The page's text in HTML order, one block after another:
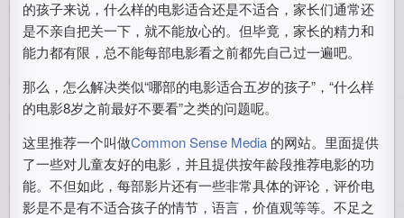
的孩子来说，什么样的电影适合还是不适合，家长们通常还
是不亲自把关一下，就不能放心的。但毕竟，家长的精力和
能力都有限，总不能每部电影看之前都先自己过一遍吧。
那么，怎么解决类似“哪部的电影适合五岁的孩子”，“什么样
的电影8岁之前最好不要看”之类的问题呢。
这里推荐一个叫做Common Sense Media 的网站。里面提供
了一些对儿童友好的电影，并且提供按年龄段推荐电影的功
能。不但如此，每部影片还有一些非常具体的评论，评价电
影是不是有不适合孩子的情节，语言，价值观等等。不足之